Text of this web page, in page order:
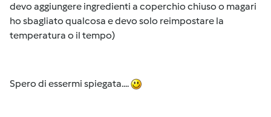
devo aggiungere ingredienti a coperchio chiuso o magari
ho sbagliato qualcosa e devo solo reimpostare la
temperatura o il tempo)
Spero di essermi spiegata....